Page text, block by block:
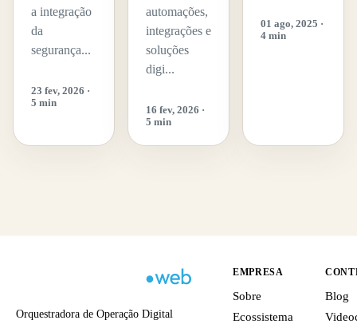
a integração
da
segurança...
23 fev, 2026 ·
5 min
automações,
integrações e
soluções
digi...
16 fev, 2026 ·
5 min
01 ago, 2025 ·
4 min
Orquestradora de Operação Digital
EMPRESA
Sobre
Ecossistema
Blog